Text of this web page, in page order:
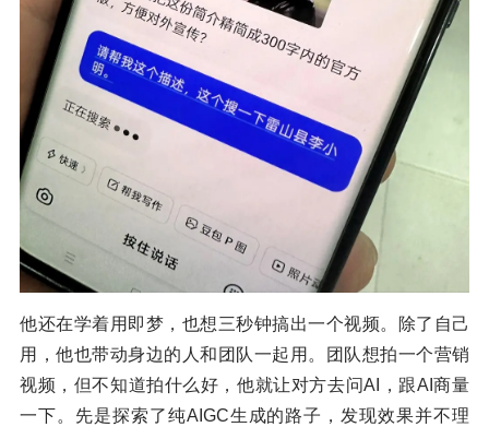
他还在学着用即梦，也想三秒钟搞出一个视频。除了自己
用，他也带动身边的人和团队一起用。团队想拍一个营销
视频，但不知道拍什么好，他就让对方去问AI，跟AI商量
一下。先是探索了纯AIGC生成的路子，发现效果并不理